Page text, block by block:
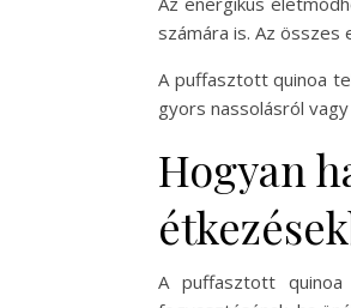
számára is. Az
A puffasztott quinoa
gyors nassolásról
Hogyan
A puffasztott quinoa